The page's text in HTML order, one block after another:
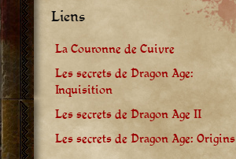
Liens
La Couronne de Cuivre
Les secrets de Dragon Age:
Inquisition
Les secrets de Dragon Age II
Les secrets de Dragon Age: Origins